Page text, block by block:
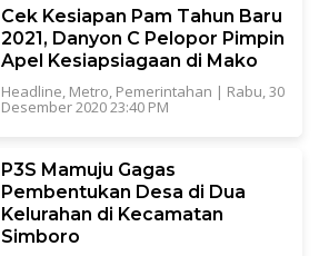
Cek Kesiapan Pam Tahun Baru
2021, Danyon C Pelopor Pimpin
Apel Kesiapsiagaan di Mako
Headline, Metro, Pemerintahan | Rabu, 30
Desember 2020 23:40 PM
P3S Mamuju Gagas
Pembentukan Desa di Dua
Kelurahan di Kecamatan
Simboro